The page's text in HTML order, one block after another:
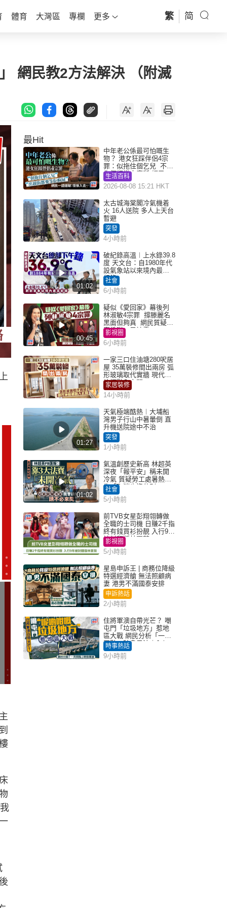
體育 大灣區 專欄 更多 繁 简
網民教2方法解決 （附滅
最Hit
中年老公係最可怕嘅生
物？ 港女狂踩伴侶4宗
罪：似拖住個乞兒 不解
為何經常去廁所 網民一
語道破
生活百科
2026-08-08 15:21 HKT
太古城海棠閣冷氣機着
火 16人送院 多人上天台
暫避
突發
4小時前
01:02
破紀錄高溫︱上水錄39.8
度 天文台：自1980年代
設氣象站以來境內最高
紀錄
社會
6小時前
00:45
疑似《愛回家》幕後列
林淑敏4宗罪 撐滕麗名
黑面但夠真 網民質疑：
真係咁一早被雪
影視圈
6小時前
一家三口住油塘280呎居
屋 35萬裝修間出兩房 弧
形玻璃取代實牆 現代神
枱櫃融入玄關
家居裝修
14小時前
01:27
天氣極端酷熱︱大埔船
灣男子行山中暑暈倒 直
升機送院途中不治
突發
1小時前
01:02
氣溫創歷史新高 林超英
深夜「報平安」稱未開
冷氣 質疑勞工處暑熱警
告「取消也沒分別」
社會
5小時前
前TVB女星彭翔翎轉做
全職的士司機 日賺2千指
終有錢買衫扮靚 入行9年
被封翻版林夏薇
影視圈
5小時前
星島申訴王 | 商務位降級
特選經濟艙 無法照顧病
妻 港男不滿國泰安排
申訴熱話
2小時前
住將軍澳自帶光芒？ 嘲
屯門「垃圾地方」惹地
區大戰 網民分析「一共
同點」秒息風波｜Juicy
叮
時事熱話
9小時前